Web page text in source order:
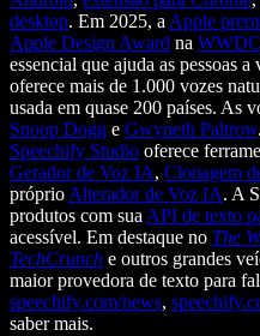
desktop. Em 2025, a Apple
Apple Design Award na WWDC
essencial que ajuda as pessoas
oferece mais de 1.000 vozes
usada em quase 200 países. As
Snoop Dogg e Gwyneth Paltrow
Speechify Studio oferece
Gerador de Voz IA, Clonagem
próprio Alterador de Voz IA. A
produtos com sua API de texto
acessível. Em destaque no The
TechCrunch e outros grandes
maior provedora de texto para
speechify.com/news,
saber mais.